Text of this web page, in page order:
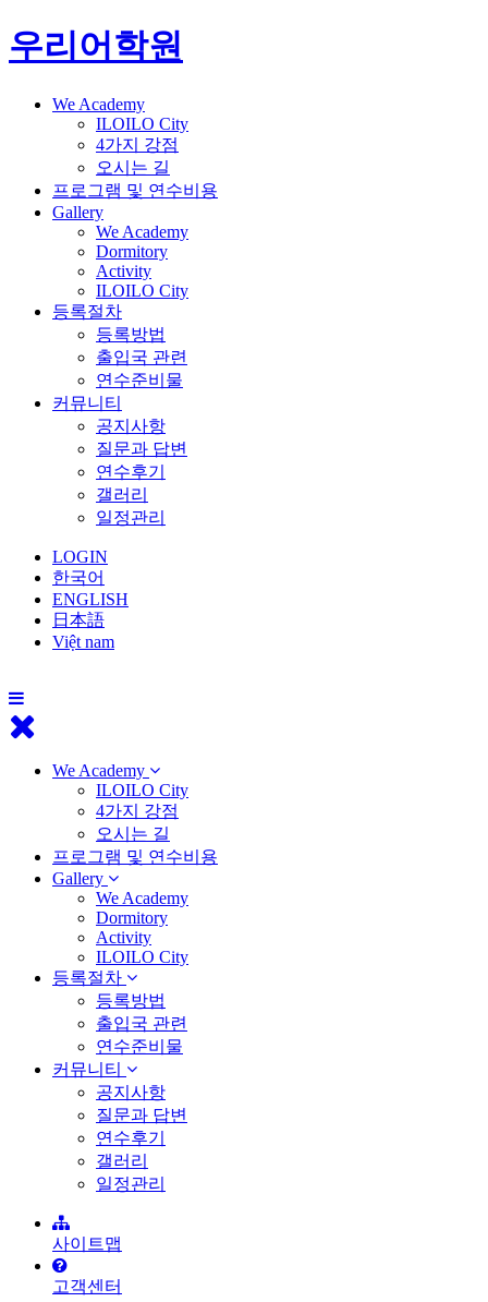
우리어학원
We Academy
ILOILO City
4가지 강점
오시는 길
프로그램 및 연수비용
Gallery
We Academy
Dormitory
Activity
ILOILO City
등록절차
등록방법
출입국 관련
연수준비물
커뮤니티
공지사항
질문과 답변
연수후기
갤러리
일정관리
LOGIN
한국어
ENGLISH
日本語
Việt nam
We Academy
ILOILO City
4가지 강점
오시는 길
프로그램 및 연수비용
Gallery
We Academy
Dormitory
Activity
ILOILO City
등록절차
등록방법
출입국 관련
연수준비물
커뮤니티
공지사항
질문과 답변
연수후기
갤러리
일정관리
사이트맵
고객센터